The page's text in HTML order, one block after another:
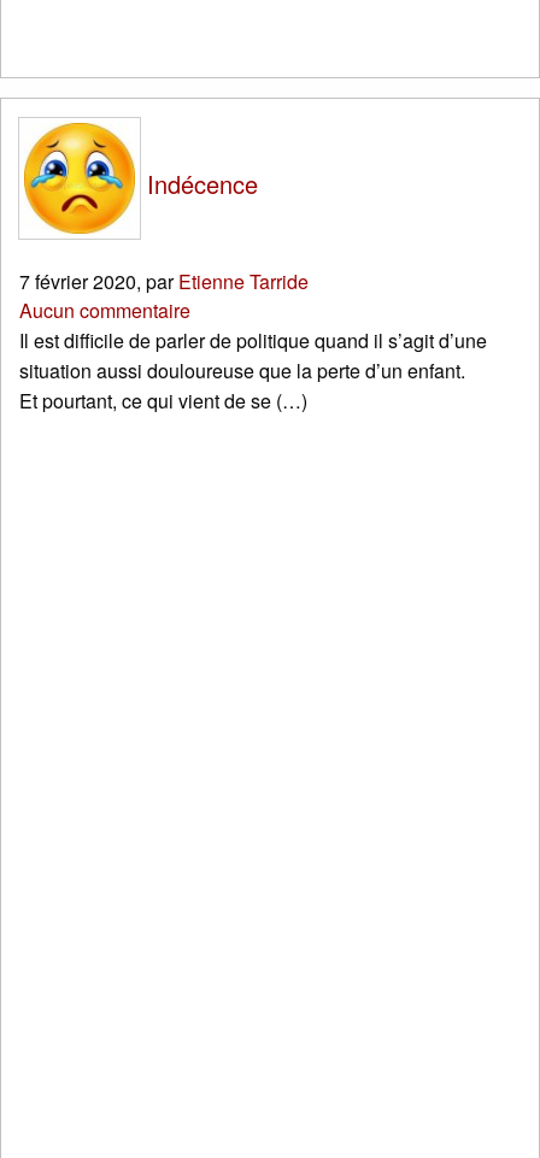
Indécence
7 février 2020, parEtienne Tarride
Aucun commentaire
Il est difficile de parler de politique quand il s’agit d’une
situation aussi douloureuse que la perte d’un enfant.
Et pourtant, ce qui vient de se (…)